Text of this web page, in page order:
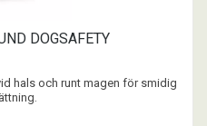
DOGSAFETY
hals och runt magen för smidig